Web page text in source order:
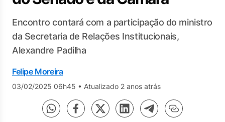
Encontro contará com a participação do ministro
da Secretaria de Relações Institucionais,
Alexandre Padilha
Felipe Moreira
03/02/2025 06h45 • Atualizado 2 anos atrás